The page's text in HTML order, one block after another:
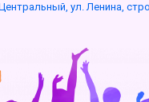
ул. Ленина,